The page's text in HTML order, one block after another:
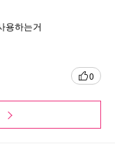
0